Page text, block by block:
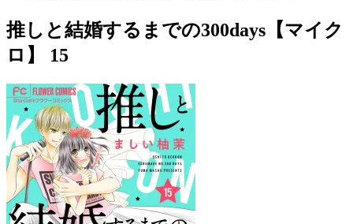
推しと結婚するまでの300days【マイク
ロ】 15